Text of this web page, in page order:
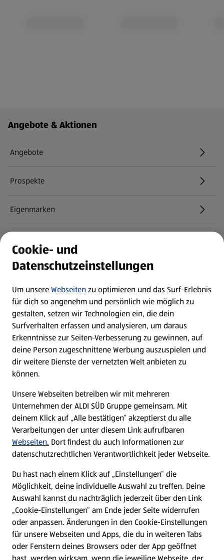
Fußzeilenmenü - weitere Links
Angebote & Aktionen
Angebote
Prospekte
Eigenmarken
Newsletter
WhatsApp
Über ALDI SÜD
Filialen
Nachhaltigkeit
Karriere
Presse
Hilfe & Kontakt
(öffnet in einem neuen Tab)
Unternehmen
Cookie- und
Datenschutzeinstellungen
Um unsereWebseitenzu optimieren und das Surf-Erlebnis
für dich so angenehm und persönlich wie möglich zu
gestalten, setzen wir Technologien ein, die dein
Surfverhalten erfassen und analysieren, um daraus
Erkenntnisse zur Seiten-Verbesserung zu gewinnen, auf
deine Person zugeschnittene Werbung auszuspielen und
dir weitere Dienste der vernetzten Welt anbieten zu
können.
Unsere Webseiten betreiben wir mit mehreren
Unternehmen der ALDI SÜD Gruppe gemeinsam. Mit
deinem Klick auf „Alle bestätigen“ akzeptierst du alle
Verarbeitungen der unter diesem Link aufrufbaren
Webseiten. Dort findest du auch Informationen zur
datenschutzrechtlichen Verantwortlichkeit jeder Webseite.
Du hast nach einem Klick auf „Einstellungen“ die
Möglichkeit, deine individuelle Auswahl zu treffen. Deine
Auswahl kannst du nachträglich jederzeit über den Link
„Cookie-Einstellungen“ am Ende jeder Seite widerrufen
oder anpassen. Änderungen in den Cookie-Einstellungen
für unsere Webseiten und Apps, die du in weiteren Tabs
oder Fenstern deines Browsers oder der App geöffnet